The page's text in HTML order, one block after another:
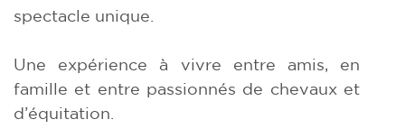
spectacle unique.
Une expérience à vivre entre amis, en
famille et entre passionnés de chevaux et
d’équitation.